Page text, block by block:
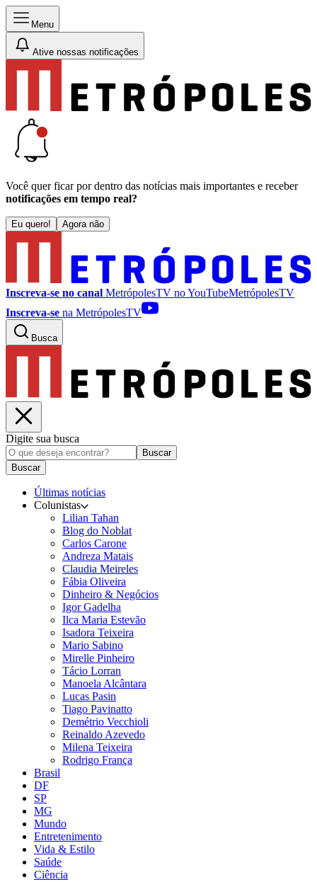
Menu
Ative nossas notificações
Você quer ficar por dentro das notícias mais importantes e receber
notificações em tempo real?
Eu quero! Agora não
Inscreva-se no canal MetrópolesTV noYouTubeMetrópolesTV
Inscreva-se na MetrópolesTV
Busca
Digite sua busca
Buscar
Buscar
Últimas notícias
Colunistas
Lilian Tahan
Blog do Noblat
Carlos Carone
Andreza Matais
Claudia Meireles
Fábia Oliveira
Dinheiro & Negócios
Igor Gadelha
Ilca Maria Estevão
Isadora Teixeira
Mario Sabino
Mirelle Pinheiro
Tácio Lorran
Manoela Alcântara
Lucas Pasin
Tiago Pavinatto
Demétrio Vecchioli
Reinaldo Azevedo
Milena Teixeira
Rodrigo França
Brasil
DF
SP
MG
Mundo
Entretenimento
Vida & Estilo
Saúde
Ciência